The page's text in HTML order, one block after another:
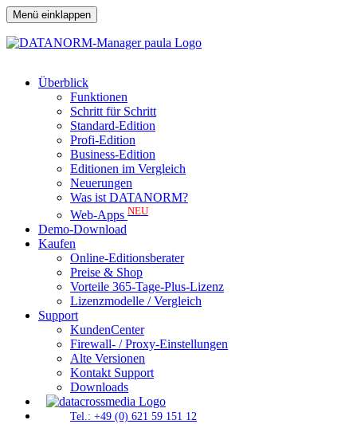
Menü einklappen
Überblick
Funktionen
Schritt für Schritt
Standard-Edition
Profi-Edition
Business-Edition
Editionen im Vergleich
Neuerungen
Was ist DATANORM?
Web-Apps NEU
Demo-Download
Kaufen
Online-Editionsberater
Preise & Shop
Vorteile 365-Tage-Plus-Lizenz
Lizenzmodelle / Vergleich
Support
KundenCenter
Firewall- / Proxy-Einstellungen
Alte Versionen
Kontakt Support
Downloads
Tel.: +49 (0) 621 59 151 12